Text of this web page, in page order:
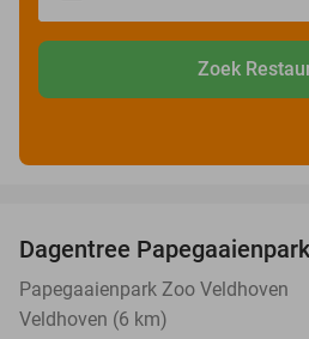
Zoek
Dagentree
Papegaaienpark Zoo Veldhoven
Veldhoven (6 km)